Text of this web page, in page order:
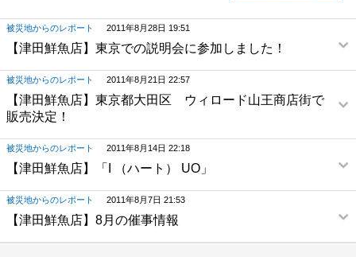
被災地からのレポート 2011年8月28日 19:51
【津田鮮魚店】東京での説明会に参加しました！
被災地からのレポート 2011年8月21日 22:57
【津田鮮魚店】東京都大田区 ウィロード山王商店街で
販売決定！
被災地からのレポート 2011年8月14日 22:18
【津田鮮魚店】「I （ハート） UO」
被災地からのレポート 2011年8月7日 21:53
【津田鮮魚店】8月の催事情報